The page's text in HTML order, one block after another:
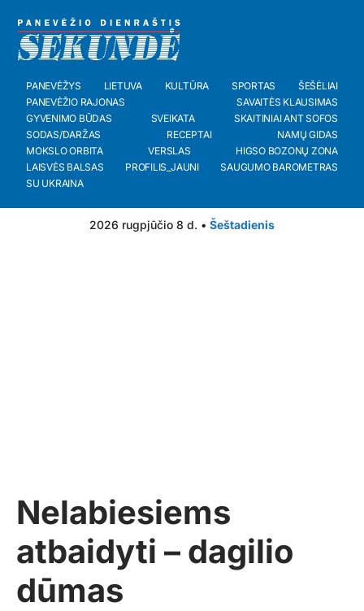
PANEVĖŽYS LIETUVA KULTŪRA SPORTAS
ŠEŠĖLIAI
PANEVĖŽIO RAJONAS
SAVAITĖS KLAUSIMAS
GYVENIMO BŪDAS
SVEIKATA
SKAITINIAI ANT SOFOS
SODAS/DARŽAS
RECEPTAI
NAMŲ GIDAS
MOKSLO ORBITA
VERSLAS
HIGSO BOZONŲ ZONA
LAISVĖS BALSAS
PROFILIS_JAUNI
SAUGUMO BAROMETRAS
SU UKRAINA
2026 rugpjūčio 8 d. • Šeštadienis
Nelabiesiems
atbaidyti – dagilio
dūmas